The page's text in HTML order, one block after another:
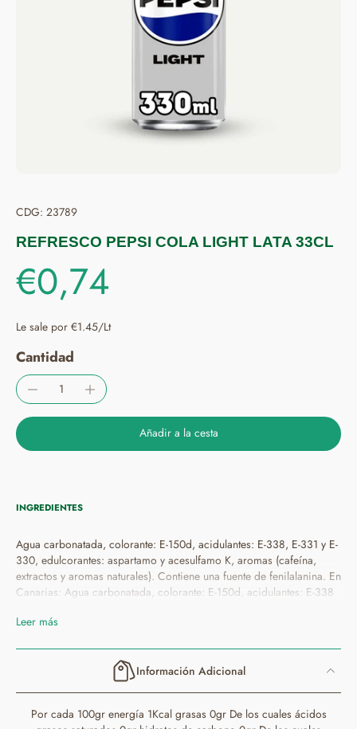
CDG: 23789
REFRESCO PEPSI COLA LIGHT LATA 33CL
€0,74
Le sale por €1.45/Lt
Cantidad
Añadir a la cesta
INGREDIENTES
Agua carbonatada, colorante: E-150d, acidulantes: E-338, E-331 y E-
330, edulcorantes: aspartamo y acesulfamo K, aromas (cafeína,
extractos y aromas naturales). Contiene una fuente de fenilalanina. En
Canarias: Agua carbonatada, colorante: E-150d, acidulantes: E-338
extractos y aromas naturales), conservador: E-211. Contiene una
acidulants: E-338, E-331 i E-330, edulcorants: aspartam i acesulfam
K, aromes(cafeïna, extractes i aromes naturals). Conté una font de
aromes(cafeïna, extractes i aromes naturals), conservador: E-211.
Leer más
Información Adicional
Por cada 100gr energía 1Kcal grasas 0gr De los cuales ácidos